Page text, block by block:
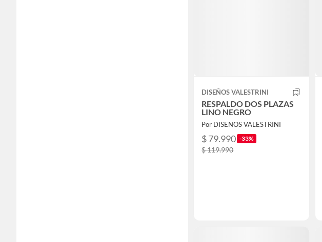
DISEÑOS VALESTRINI
RESPALDO DOS PLAZAS
LINO NEGRO
Por DISENOS VALESTRINI
$ 79.990 -33%
$ 119.990